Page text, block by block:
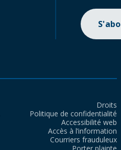
Droits
Politique de confidentialité
Accessibilité web
Accès à l’information
Courriers frauduleux